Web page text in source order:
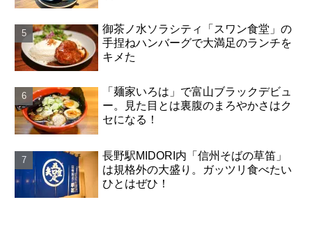
御茶ノ水ソラシティ「スワン食堂」の
手捏ねハンバーグで大満足のランチを
キメた
「麺家いろは」で富山ブラックデビュ
ー。見た目とは裏腹のまろやかさはク
セになる！
長野駅MIDORI内「信州そばの草笛」
は規格外の大盛り。ガッツリ食べたい
ひとはぜひ！